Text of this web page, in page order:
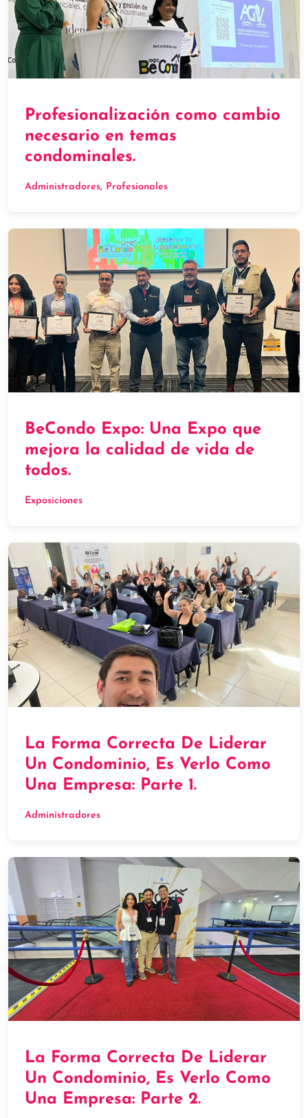
Profesionalización como cambio
necesario en temas
condominales.
Administradores, Profesionales
BeCondo Expo: Una Expo que
mejora la calidad de vida de
todos.
Exposiciones
La Forma Correcta De Liderar
Un Condominio, Es Verlo Como
Una Empresa: Parte 1.
Administradores
La Forma Correcta De Liderar
Un Condominio, Es Verlo Como
Una Empresa: Parte 2.